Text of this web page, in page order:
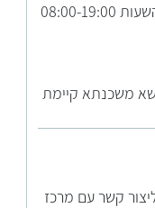
19:00
בנושא משכנתא קיימת
קשר עם מרכז